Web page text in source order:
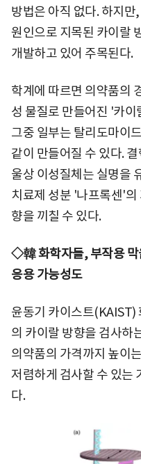
방법은 아직 없다. 하지만
원인으로 지목된 카이랄
개발하고 있어 주목된다.
학계에 따르면 의약품의
성 물질로 만들어진 '카
그중 일부는 탈리도마이
같이 만들어질 수 있다.
울상 이성질체는 실명을
치료제 성분 '나프록센'의
향을 끼칠 수 있다.
◇韓 화학자들, 부작용
응용 가능성도
윤동기 카이스트(KAIST)
의 카이랄 방향을 검사하
의약품의 가격까지 높이
저렴하게 검사할 수 있는
다.